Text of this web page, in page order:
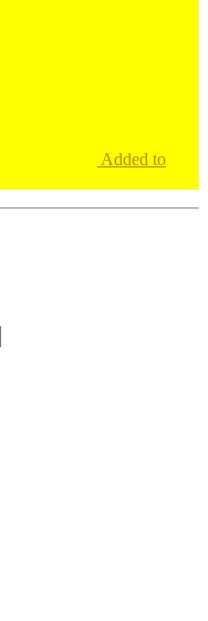
Added to